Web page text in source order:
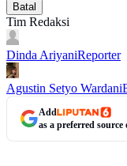
Batal
Tim Redaksi
Dinda AriyaniReporter
Agustin Setyo Wardani
Add
as a preferred source